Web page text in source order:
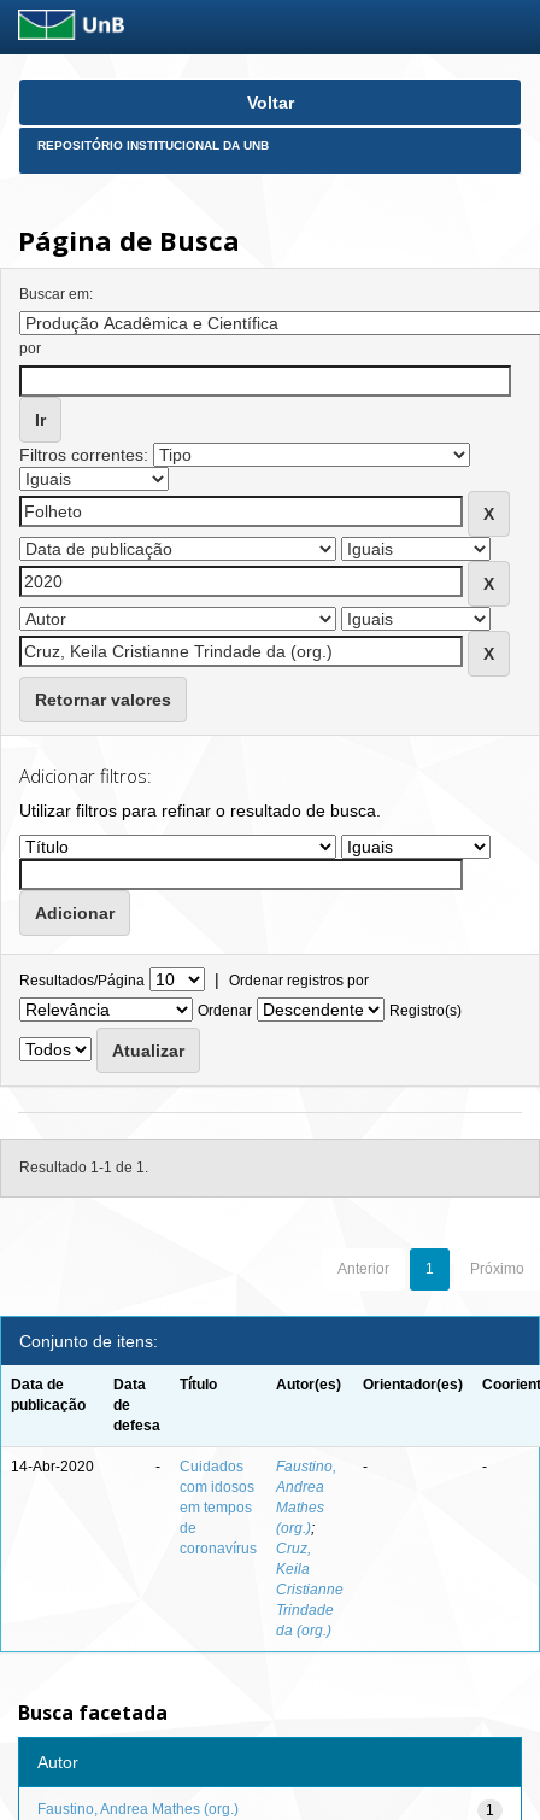
Skip
Voltar
REPOSITÓRIO INSTITUCIONAL DA UNB
Página de Busca
Buscar em:
por
Filtros correntes:
Retornar valores
Adicionar filtros:
Utilizar filtros para refinar o resultado de busca.
Resultados/Página | Ordenar registros por
Ordenar
Registro(s)
Resultado 1-1 de 1.
Anterior 1 Próximo
Conjunto de itens:
Data de
publicação
Data
de
defesa
Título Autor(es) Orientador(es)
14-Abr-2020 -
Cuidados
com idosos
em tempos
de
coronavírus
Faustino,
Andrea
Mathes
(org.);
Cruz,
Keila
Cristianne
Trindade
da (org.)
- -
Busca facetada
Autor
1
Faustino, Andrea Mathes (org.)